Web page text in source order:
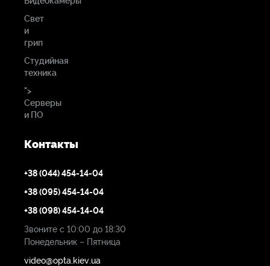
Свет
и
грип
Студийная
техника
">
Серверы
и ПО
Контакты
+38 (044) 454-14-04
+38 (095) 454-14-04
+38 (098) 454-14-04
Звоните с 10:00 до 18:30
Понедельник – Пятница
video@opta.kiev.ua